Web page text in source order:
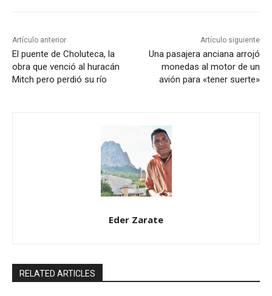
Artículo anterior
El puente de Choluteca, la
obra que venció al huracán
Mitch pero perdió su río
Artículo siguiente
Una pasajera anciana arrojó
monedas al motor de un
avión para «tener suerte»
Eder Zarate
RELATED ARTICLES